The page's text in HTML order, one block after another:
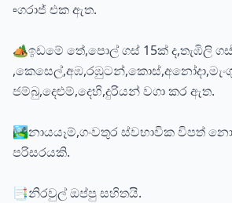
▫️️ගරාජ් එක ඇත.
🏕️ඉඩමේ තේ,පොල් ගස් 15ක් ද,තැඹිලි
ජම්බු,දෙළුම්,දෙහි,දුරියන් වගා කර ඇත.
🏞️නායයෑම්,ගංවතුර ස්වභාවික විපත්
පරිසරයකි.
📑නිරවුල් ඔප්පු සහිතයි.